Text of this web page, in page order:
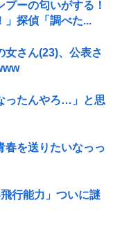
プーの匂いがする！
」探偵「調べた...
女さん(23)、公表さ
ったんやろ…」と思
春を送りたいなっっ
行能力」ついに謎